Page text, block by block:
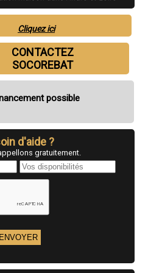
maison à Ballan-Miré
maison à Monts
maison à Loches
maison à Veigné
maison à Château-Renault
maison à Bléré
maison à Luynes
maison à La Ville-aux-Dames
maison à Esvres
à Sainte-Maure-de-Touraine
maison à Langeais
maison à Bourgueil
maison à Monnaie
maison à Montbazon
maison à Descartes
maison à Chanceaux-sur-Choisille
maison à Notre-Dame-d'Oé
maison à Rochecorbon
maison à Cinq-Mars-la-Pile
maison à Savonnières
Cliquez ici
CONTACTEZ
SOCOREBAT
possible
d'aide ?
gratuitement.